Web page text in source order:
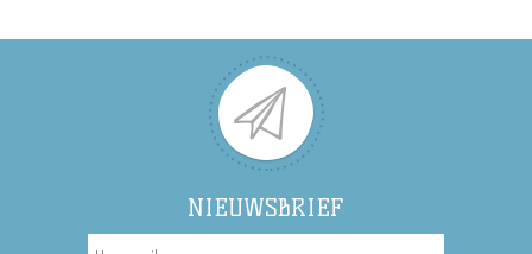
NIEUWSBRIEF